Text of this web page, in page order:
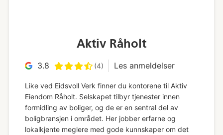
Aktiv Råholt
3.8 (4) Les anmeldelser
Like ved Eidsvoll Verk finner du kontorene til Aktiv
Eiendom Råholt. Selskapet tilbyr tjenester innen
formidling av boliger, og de er en sentral del av
boligbransjen i området. Her jobber erfarne og
lokalkjente meglere med gode kunnskaper om det